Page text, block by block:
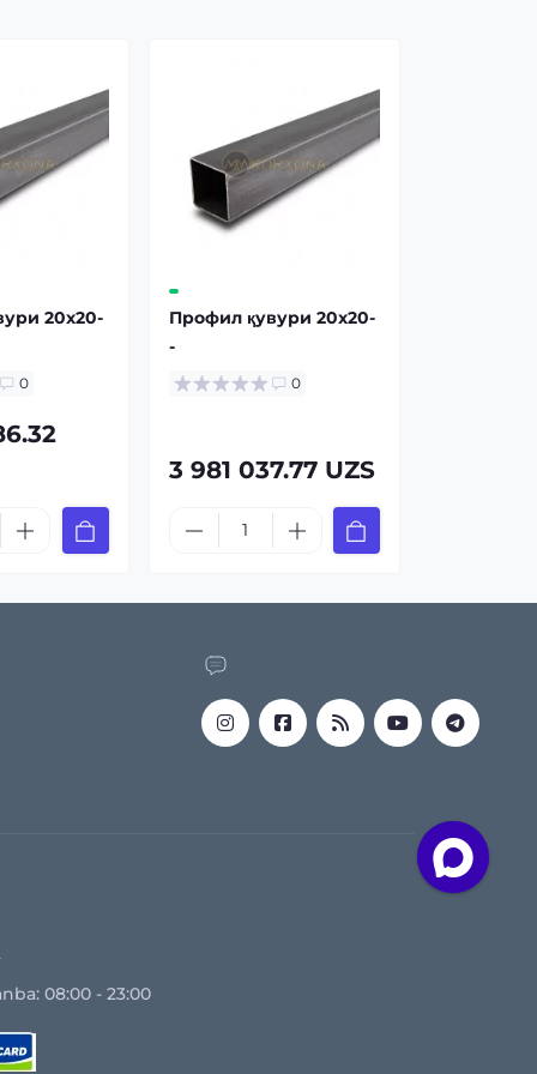
20x20-
0
Профил қувури 20x20-
-
0
3 981 037.77 UZS
08:00 - 23:00